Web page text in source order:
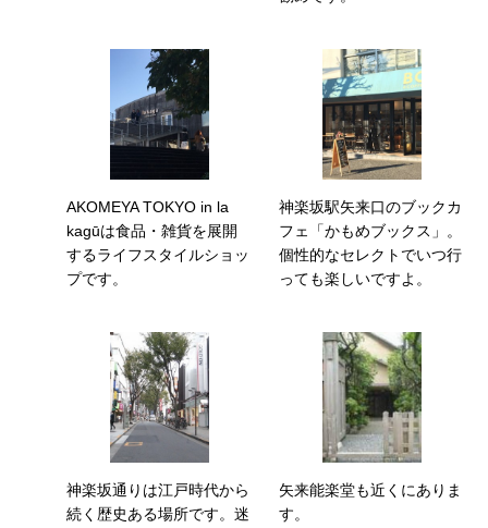
AKOMEYA TOKYO in la
kagūは食品・雑貨を展開
するライフスタイルショッ
プです。
神楽坂駅矢来口のブックカ
フェ「かもめブックス」。
個性的なセレクトでいつ行
っても楽しいですよ。
神楽坂通りは江戸時代から
続く歴史ある場所です。迷
矢来能楽堂も近くにありま
す。